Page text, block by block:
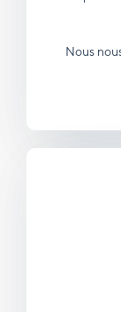
Nous